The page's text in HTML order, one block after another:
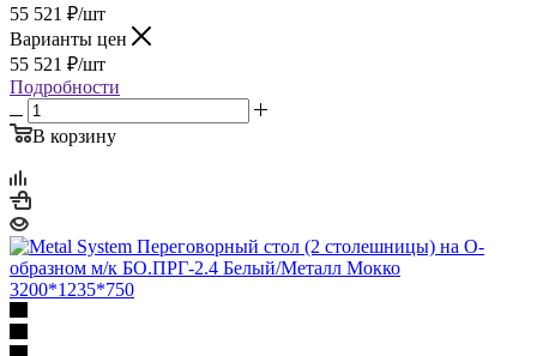
55 521 ₽/шт
Варианты цен
55 521 ₽/шт
Подробности
В корзину